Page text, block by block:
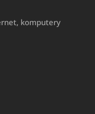
komputery